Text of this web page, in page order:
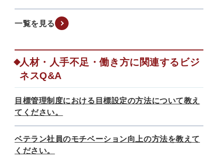
一覧を見る
人材・人手不足・働き方に関連するビジ
ネスQ&A
目標管理制度における目標設定の方法について教え
てください。
ベテラン社員のモチベーション向上の方法を教えて
ください。